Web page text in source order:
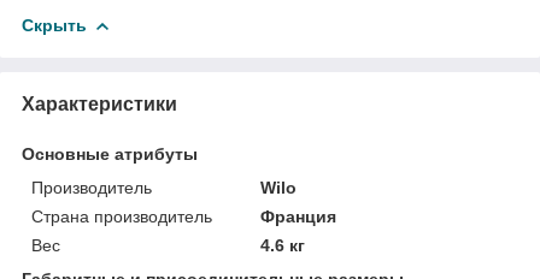
Скрыть
Характеристики
Основные атрибуты
Производитель
Wilo
Страна производитель
Франция
Вес
4.6 кг